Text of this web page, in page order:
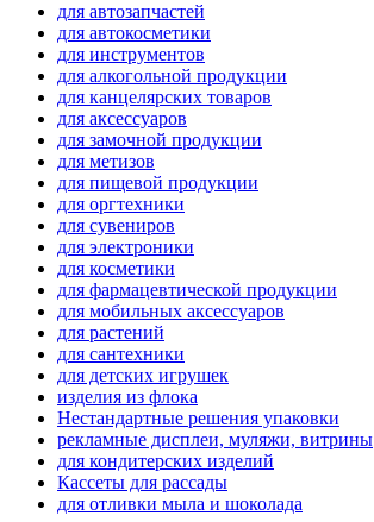
для автозапчастей
для автокосметики
для инструментов
для алкогольной продукции
для канцелярских товаров
для аксессуаров
для замочной продукции
для метизов
для пищевой продукции
для оргтехники
для сувениров
для электроники
для косметики
для фармацевтической продукции
для мобильных аксессуаров
для растений
для сантехники
для детских игрушек
изделия из флока
Нестандартные решения упаковки
рекламные дисплеи, муляжи, витрины
для кондитерских изделий
Кассеты для рассады
для отливки мыла и шоколада